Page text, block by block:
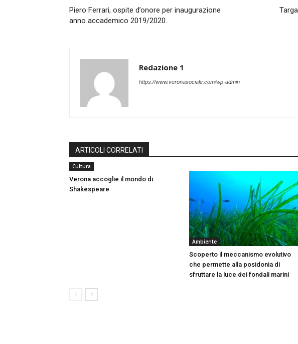
Piero Ferrari, ospite d’onore per inaugurazione
anno accademico 2019/2020.
Redazione 1
https://www.veronasociale.com/wp-admin
ARTICOLI CORRELATI
Cultura
Verona accoglie il mondo di
Shakespeare
Ambiente
Scoperto il meccanismo evolutivo
che permette alla posidonia di
sfruttare la luce dei fondali marini